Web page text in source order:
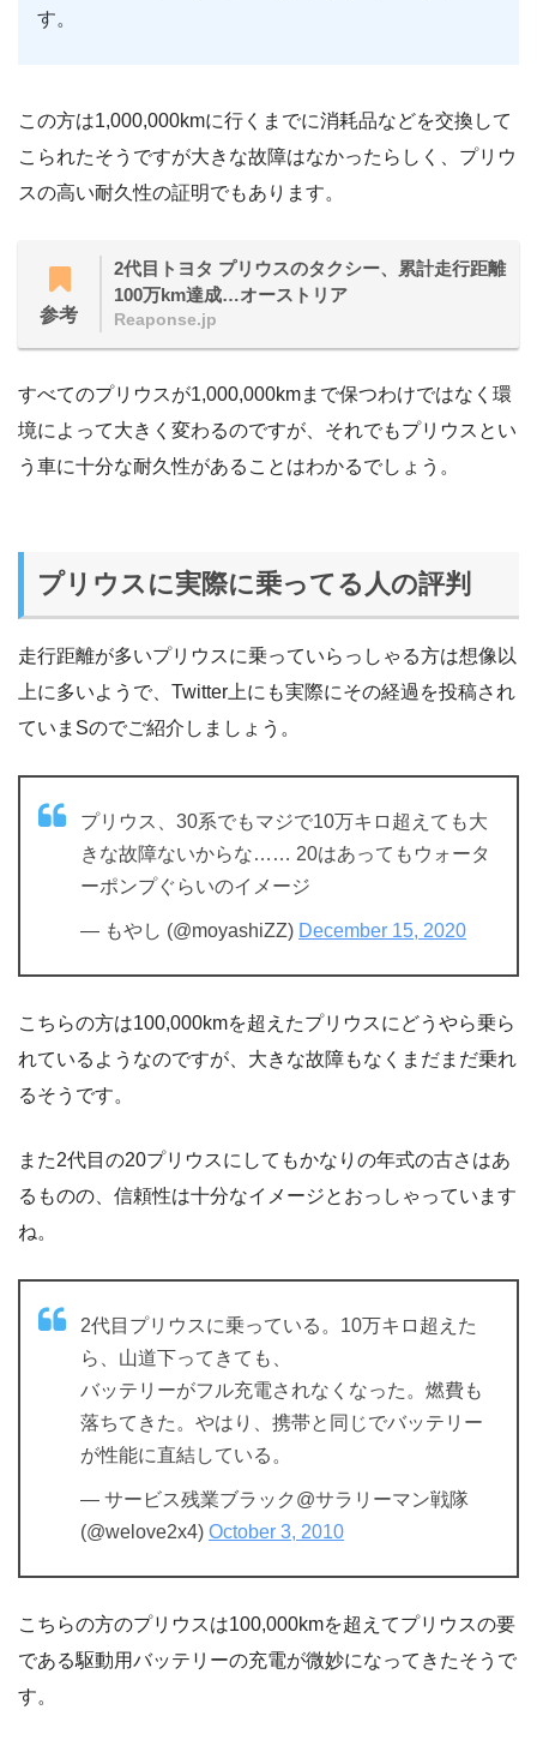
す。
この方は1,000,000kmに行くまでに消耗品などを交換して
こられたそうですが大きな故障はなかったらしく、プリウ
スの高い耐久性の証明でもあります。
参考
2代目トヨタ プリウスのタクシー、累計走行距離
100万km達成…オーストリア
Reaponse.jp
すべてのプリウスが1,000,000kmまで保つわけではなく環
境によって大きく変わるのですが、それでもプリウスとい
う車に十分な耐久性があることはわかるでしょう。
プリウスに実際に乗ってる人の評判
走行距離が多いプリウスに乗っていらっしゃる方は想像以
上に多いようで、Twitter上にも実際にその経過を投稿され
ていまSのでご紹介しましょう。
プリウス、30系でもマジで10万キロ超えても大
きな故障ないからな…… 20はあってもウォータ
ーポンプぐらいのイメージ
— もやし (@moyashiZZ) December 15, 2020
こちらの方は100,000kmを超えたプリウスにどうやら乗ら
れているようなのですが、大きな故障もなくまだまだ乗れ
るそうです。
また2代目の20プリウスにしてもかなりの年式の古さはあ
るものの、信頼性は十分なイメージとおっしゃっています
ね。
2代目プリウスに乗っている。10万キロ超えた
ら、山道下ってきても、
バッテリーがフル充電されなくなった。燃費も
落ちてきた。やはり、携帯と同じでバッテリー
が性能に直結している。
— サービス残業ブラック@サラリーマン戦隊
(@welove2x4) October 3, 2010
こちらの方のプリウスは100,000kmを超えてプリウスの要
である駆動用バッテリーの充電が微妙になってきたそうで
す。